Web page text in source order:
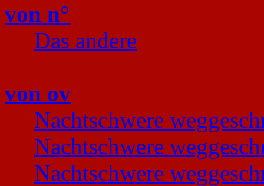
von n°
Das andere
von ov
Nachtschwere
Nachtschwere
Nachtschwere